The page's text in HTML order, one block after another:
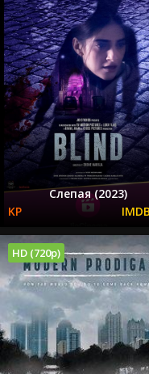
Слепая (2023)
HD (720p)